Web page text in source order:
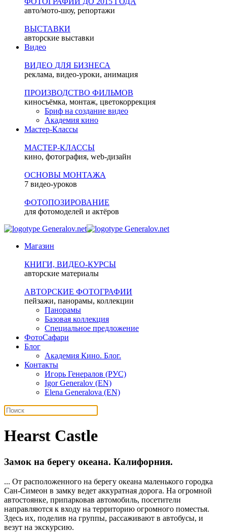
авто/мото-шоу, репортажи
ВЫСТАВКИ
авторские выставки
Видео
ВИДЕО ДЛЯ БИЗНЕСА
реклама, видео-уроки, анимация
ПРОИЗВОДСТВО ФИЛЬМОВ
киносъёмка, монтаж, цветокоррекция
Бриф на создание видео
Академия кино
Мастер-Классы
МАСТЕР-КЛАССЫ
кино, фотография, web-дизайн
ОСНОВЫ МОНТАЖА
7 видео-уроков
ФОТОПОЗИРОВАНИЕ
для фотомоделей и актёров
Магазин
КНИГИ, ВИДЕО-КУРСЫ
авторские материалы
АВТОРСКИЕ ФОТОГРАФИИ
пейзажи, панорамы, коллекции
Панорамы
Базовая коллекция
Специальное предложение
ФотоСафари
Блог
Академия Кино. Блог.
Контакты
Игорь Генералов (РУС)
Igor Generalov (EN)
Elena Generalova (EN)
Hearst Castle
Замок на берегу океана. Калифорния.
... От расположенного на берегу океана маленького городка
Сан-Симеон в замку ведет аккуратная дорога. На огромной
автостоянке, припарковав автомобиль, посетители
направляются к входу на территорию огромного поместья.
Здесь их, поделив на группы, рассаживают в автобусы, и
везут на экскурсию.